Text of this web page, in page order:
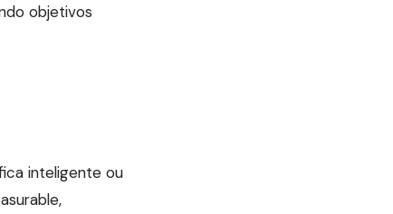
objetivos
inteligente ou